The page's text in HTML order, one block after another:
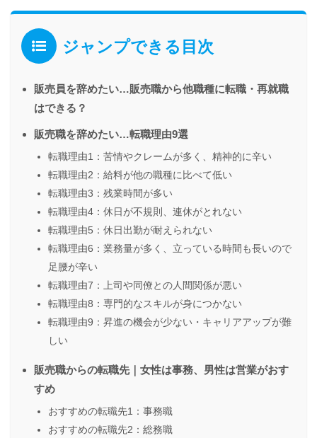
ジャンプできる目次
販売員を辞めたい…販売職から他職種に転職・再就職
はできる？
販売職を辞めたい…転職理由9選
転職理由1：苦情やクレームが多く、精神的に辛い
転職理由2：給料が他の職種に比べて低い
転職理由3：残業時間が多い
転職理由4：休日が不規則、連休がとれない
転職理由5：休日出勤が耐えられない
転職理由6：業務量が多く、立っている時間も長いので
足腰が辛い
転職理由7：上司や同僚との人間関係が悪い
転職理由8：専門的なスキルが身につかない
転職理由9：昇進の機会が少ない・キャリアアップが難
しい
販売職からの転職先｜女性は事務、男性は営業がおす
すめ
おすすめの転職先1：事務職
おすすめの転職先2：総務職